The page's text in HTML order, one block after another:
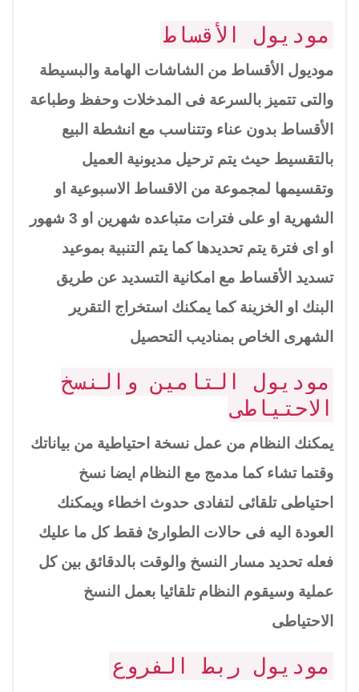
موديول الأقساط
موديول الأقساط من الشاشات الهامة والبسيطة
والتى تتميز بالسرعة فى المدخلات وحفظ وطباعة
الأقساط بدون عناء وتتناسب مع انشطة البيع
بالتقسيط حيث يتم ترحيل مديونية العميل
وتقسيمها لمجموعة من الاقساط الاسبوعية او
الشهرية او على فترات متباعده شهرين او 3 شهور
او اى فترة يتم تحديدها كما يتم التنبية بموعيد
تسديد الأقساط مع امكانية التسديد عن طريق
البنك او الخزينة كما يمكنك استخراج التقرير
الشهرى الخاص بمناديب التحصيل
موديول التامين والنسخ
الاحتياطى
يمكنك النظام من عمل نسخة احتياطية من بياناتك
وقتما تشاء كما مدمج مع النظام ايضا نسخ
احتياطى تلقائى لتفادى حدوث اخطاء ويمكنك
العودة اليه فى حالات الطوارئ فقط كل ما عليك
فعله تحديد مسار النسخ والوقت بالدقائق بين كل
عملية وسيقوم النظام تلقائيا بعمل النسخ
الاحتياطى
موديول ربط الفروع